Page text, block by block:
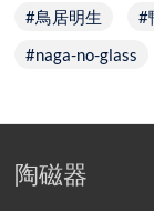
鳥居明生
naga-no-glass
陶磁器